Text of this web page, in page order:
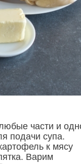
части и
подачи супа.
к мясу
Варим